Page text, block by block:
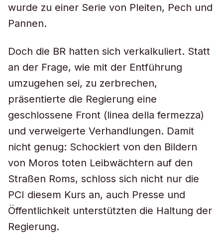
wurde zu einer Serie von Pleiten, Pech und
Pannen.
Doch die BR hatten sich verkalkuliert. Statt
an der Frage, wie mit der Entführung
umzugehen sei, zu zerbrechen,
präsentierte die Regierung eine
geschlossene Front (linea della fermezza)
und verweigerte Verhandlungen. Damit
nicht genug: Schockiert von den Bildern
von Moros toten Leibwächtern auf den
Straßen Roms, schloss sich nicht nur die
PCI diesem Kurs an, auch Presse und
Öffentlichkeit unterstützten die Haltung der
Regierung.